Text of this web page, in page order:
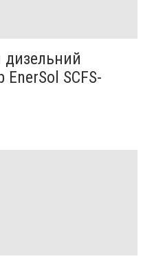
дизельний
EnerSol SCFS-